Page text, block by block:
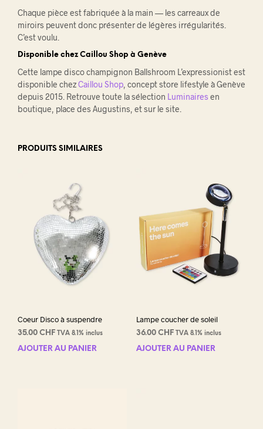
Chaque pièce est fabriquée à la main — les carreaux de
miroirs peuvent donc présenter de légères irrégularités.
C’est voulu.
Disponible chez Caillou Shop à Genève
Cette lampe disco champignon Ballshroom L’expressionist est
disponible chezCaillou Shop , concept store lifestyle à Genève
depuis 2015. Retrouve toute la sélection Luminaires en
boutique, place des Augustins, et sur le site.
PRODUITS SIMILAIRES
Coeur Disco à suspendre
35.00 CHF TVA 8.1% inclus
AJOUTER AU PANIER
Lampe coucher de soleil
36.00 CHF TVA 8.1% inclus
AJOUTER AU PANIER